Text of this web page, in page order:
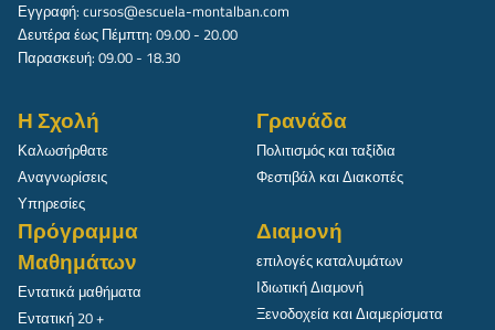
Εγγραφή: cursos@escuela-montalban.com
Δευτέρα έως Πέμπτη: 09.00 - 20.00
Παρασκευή: 09.00 - 18.30
Η Σχολή
Καλωσήρθατε
Αναγνωρίσεις
Υπηρεσίες
Γρανάδα
Πολιτισμός και ταξίδια
Φεστιβάλ και Διακοπές
Πρόγραμμα
Μαθημάτων
Εντατικά μαθήματα
Εντατική 20 +
Διαμονή
επιλογές καταλυμάτων
Ιδιωτική Διαμονή
Ξενοδοχεία και Διαμερίσματα